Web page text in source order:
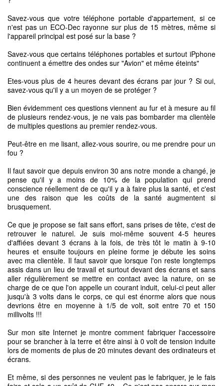
Savez-vous que votre téléphone portable d'appartement, si ce
n'est pas un ECO-Dec rayonne sur plus de 15 mètres, même si
l'appareil principal est posé sur la base ?
Savez-vous que certains téléphones portables et surtout iPphone
continuent a émettre des ondes sur "Avion" et même éteints"
Etes-vous plus de 4 heures devant des écrans par jour ? Si oui,
savez-vous qu'il y a un moyen de se protéger ?
Bien évidemment ces questions viennent au fur et à mesure au fil
de plusieurs rendez-vous, je ne vais pas bombarder ma clientèle
de multiples questions au premier rendez-vous.
Peut-être en me lisant, allez-vous sourire, ou me prendre pour un
fou ?
Il faut savoir que depuis environ 30 ans notre monde a changé, je
pense qu'il y a moins de 10% de la population qui prend
conscience réellement de ce qu'il y a à faire plus la santé, et c'est
une des raison que les coûts de la santé augmentent si
brusquement.
Ce que je propose se fait sans effort, sans prises de tête, c'est de
retrouver le naturel. Je suis moi-même souvent 4-5 heures
d'affiées devant 3 écrans à la fois, de très tôt le matin à 9-10
heures et ensuite toujours en pleine forme je débute les soins
avec ma clientèle. Il faut savoir que lorsque l'on reste longtemps
assis dans un lieu de travail et surtout devant des écrans et sans
aller régulièrement se mettre en contact avec la nature, on se
charge de ce que l'on appelle un courant induit, celui-ci peut aller
jusqu'à 3 volts dans le corps, ce qui est énorme alors que nous
devrions être en moyenne à 1/5 de volt, soit entre 70 et 150
millivolts !!!
Sur mon site Internet je montre comment fabriquer l'accessoire
pour se brancher à la terre et être ainsi à 0 volt de tension induite
lors de moments de plus de 20 minutes devant des ordinateurs et
écrans.
Et même, si des personnes ne veulent pas le fabriquer, je le fais